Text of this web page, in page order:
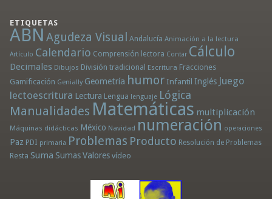
ETIQUETAS
ABN Agudeza Visual Andalucía Animación a la lectura
Artículo Calendario Comprensión lectora Contar Cálculo
Decimales Dibujos División tradicional Escritura Fracciones
Gamificación Genially Geometría humor Infantil Inglés Juego
lectoescritura Lectura Lengua lenguaje Lógica
Manualidades Matemáticas multiplicación
Máquinas didácticas México Navidad numeración operaciones
Paz PDI primaria Problemas Producto Resolución de Problemas
Resta Suma Sumas Valores vídeo